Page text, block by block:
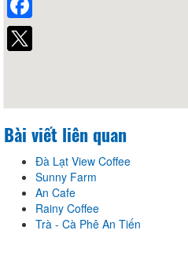
Bài viết liên quan
Đà Lạt View Coffee
Sunny Farm
An Cafe
Rainy Coffee
Trà - Cà Phê An Tiến
Facebook